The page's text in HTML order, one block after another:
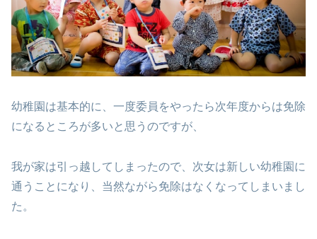
幼稚園は基本的に、一度委員をやったら次年度からは免除
になるところが多いと思うのですが、
我が家は引っ越してしまったので、次女は新しい幼稚園に
通うことになり、当然ながら免除はなくなってしまいまし
た。